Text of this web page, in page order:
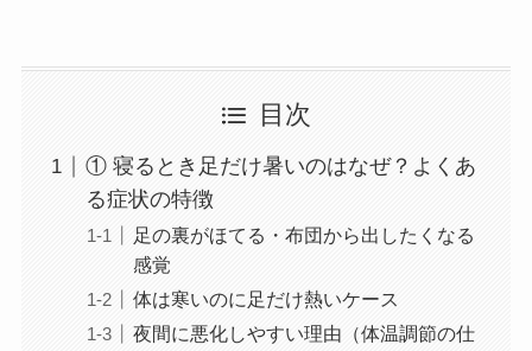
目次
① 寝るとき足だけ暑いのはなぜ？よくあ
る症状の特徴
足の裏がほてる・布団から出したくなる
感覚
体は寒いのに足だけ熱いケース
夜間に悪化しやすい理由（体温調節の仕